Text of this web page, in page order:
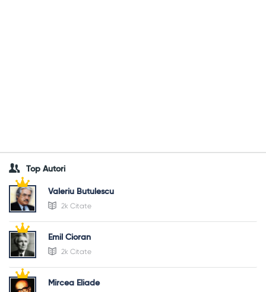
Top Autori
Valeriu Butulescu
2k Citate
Emil Cioran
2k Citate
Mircea Eliade